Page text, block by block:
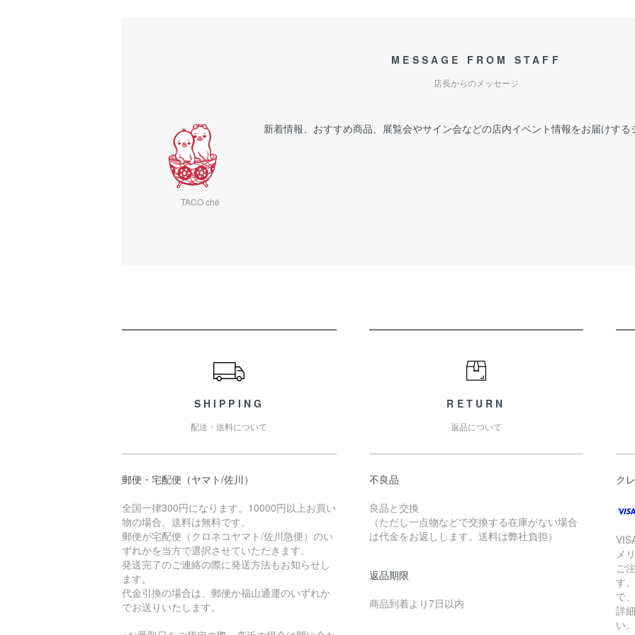
MESSAGE FROM STAFF
店長からのメッセージ
TACO ché
新着情報、おすすめ商品、展覧会やサイン会などの店内イベント情報をお届けする
SHIPPING
配送・送料について
郵便・宅配便（ヤマト/佐川）
全国一律300円になります。10000円以上お買い
物の場合、送料は無料です。
郵便が宅配便（クロネコヤマト/佐川急便）のい
ずれかを当方で選択させていただきます。
発送完了のご連絡の際に発送方法もお知らせし
ます。
代金引換の場合は、郵便か福山通運のいずれか
でお送りいたします。
RETURN
返品について
不良品
良品と交換
（ただし一点物などで交換する在庫がない場合
は代金をお返しします。送料は弊社負担）
返品期限
商品到着より7日以内
ク
メ
ご
す
で
詳
い。